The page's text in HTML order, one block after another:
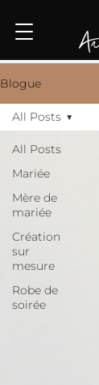
Blogue
All Posts
Mariée
Mère de
mariée
Création
sur
mesure
Robe de
soirée
All Posts